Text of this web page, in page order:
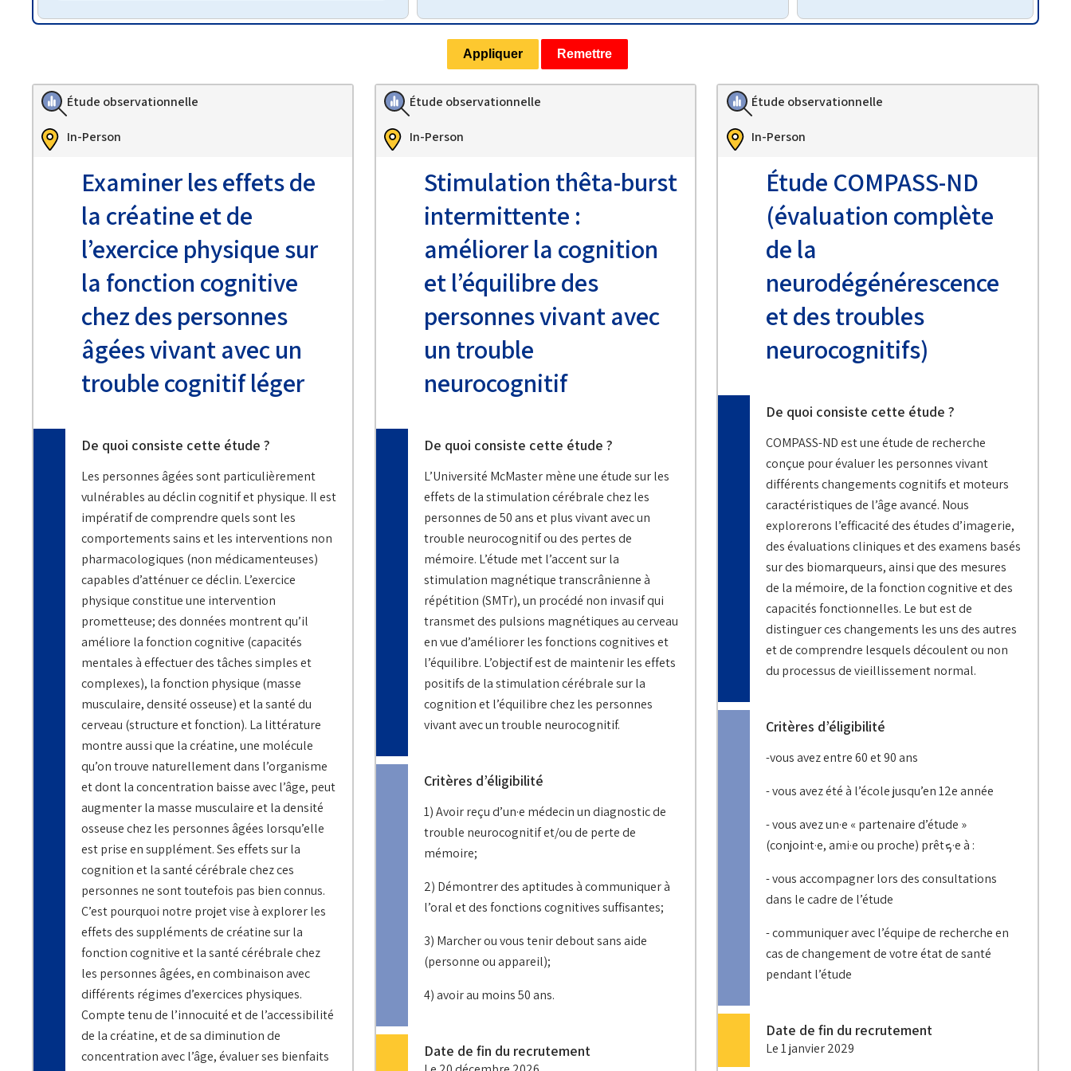
Étude observationnelle
In-Person
Examiner les effets de
la créatine et de
l’exercice physique sur
la fonction cognitive
chez des personnes
âgées vivant avec un
trouble cognitif léger
De quoi consiste cette étude ?
Les personnes âgées sont particulièrement
vulnérables au déclin cognitif et physique. Il est
impératif de comprendre quels sont les
comportements sains et les interventions non
pharmacologiques (non médicamenteuses)
capables d’atténuer ce déclin. L’exercice
physique constitue une intervention
prometteuse; des données montrent qu’il
améliore la fonction cognitive (capacités
mentales à effectuer des tâches simples et
complexes), la fonction physique (masse
musculaire, densité osseuse) et la santé du
cerveau (structure et fonction). La littérature
montre aussi que la créatine, une molécule
qu’on trouve naturellement dans l’organisme
et dont la concentration baisse avec l’âge, peut
augmenter la masse musculaire et la densité
osseuse chez les personnes âgées lorsqu’elle
est prise en supplément. Ses effets sur la
cognition et la santé cérébrale chez ces
personnes ne sont toutefois pas bien connus.
C’est pourquoi notre projet vise à explorer les
effets des suppléments de créatine sur la
fonction cognitive et la santé cérébrale chez
les personnes âgées, en combinaison avec
différents régimes d’exercices physiques.
Compte tenu de l’innocuité et de l’accessibilité
de la créatine, et de sa diminution de
concentration avec l’âge, évaluer ses bienfaits
Étude observationnelle
In-Person
Stimulation thêta-burst
intermittente :
améliorer la cognition
et l’équilibre des
personnes vivant avec
un trouble
neurocognitif
De quoi consiste cette étude ?
L’Université McMaster mène une étude sur les
effets de la stimulation cérébrale chez les
personnes de 50 ans et plus vivant avec un
trouble neurocognitif ou des pertes de
mémoire. L’étude met l’accent sur la
stimulation magnétique transcrânienne à
répétition (SMTr), un procédé non invasif qui
transmet des pulsions magnétiques au cerveau
en vue d’améliorer les fonctions cognitives et
l’équilibre. L’objectif est de maintenir les effets
positifs de la stimulation cérébrale sur la
cognition et l’équilibre chez les personnes
vivant avec un trouble neurocognitif.
Critères d’éligibilité
1) Avoir reçu d’un·e médecin un diagnostic de
trouble neurocognitif et/ou de perte de
mémoire;
2) Démontrer des aptitudes à communiquer à
l’oral et des fonctions cognitives suffisantes;
3) Marcher ou vous tenir debout sans aide
(personne ou appareil);
4) avoir au moins 50 ans.
Date de fin du recrutement
Étude observationnelle
In-Person
Étude COMPASS-ND
(évaluation complète
de la
neurodégénérescence
et des troubles
neurocognitifs)
De quoi consiste cette étude ?
COMPASS-ND est une étude de recherche
conçue pour évaluer les personnes vivant
différents changements cognitifs et moteurs
caractéristiques de l’âge avancé. Nous
explorerons l’efficacité des études d’imagerie,
des évaluations cliniques et des examens basés
sur des biomarqueurs, ainsi que des mesures
de la mémoire, de la fonction cognitive et des
capacités fonctionnelles. Le but est de
distinguer ces changements les uns des autres
et de comprendre lesquels découlent ou non
du processus de vieillissement normal.
Critères d’éligibilité
-vous avez entre 60 et 90 ans
- vous avez été à l’école jusqu’en 12e année
- vous avez un·e « partenaire d’étude »
(conjoint·e, ami·e ou proche) prêtܟ·e à :
- vous accompagner lors des consultations
dans le cadre de l’étude
- communiquer avec l’équipe de recherche en
cas de changement de votre état de santé
pendant l’étude
Date de fin du recrutement
Le1 janvier 2029